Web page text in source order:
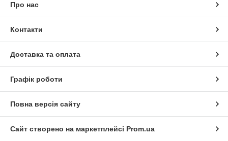
Про нас
Контакти
Доставка та оплата
Графік роботи
Повна версія сайту
Сайт створено на маркетплейсі Prom.ua